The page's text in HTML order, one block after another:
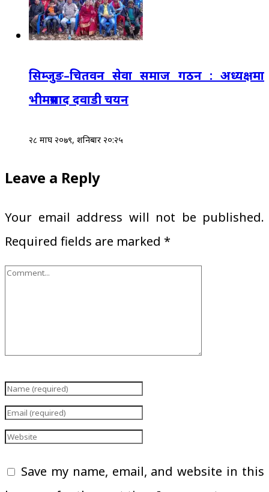
सिम्जुङ–चितवन सेवा समाज गठन : अध्यक्षमा
भीमप्रसाद दवाडी चयन
२८ माघ २०७९, शनिबार २०:२५
Leave a Reply
Your email address will not be published.
Required fields are marked *
Save my name, email, and website in this